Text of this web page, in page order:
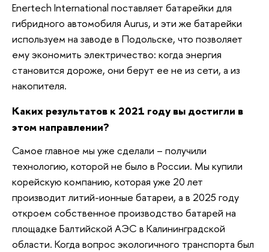
Enertech International поставляет батарейки для
гибридного автомобиля Aurus, и эти же батарейки
используем на заводе в Подольске, что позволяет
ему экономить электричество: когда энергия
становится дороже, они берут ее не из сети, а из
накопителя.
Каких результатов к 2021 году вы достигли в
этом направлении?
Самое главное мы уже сделали – получили
технологию, которой не было в России. Мы купили
корейскую компанию, которая уже 20 лет
производит литий-ионные батареи, а в 2025 году
откроем собственное производство батарей на
площадке Балтийской АЭС в Калининградской
области. Когда вопрос экологичного транспорта был